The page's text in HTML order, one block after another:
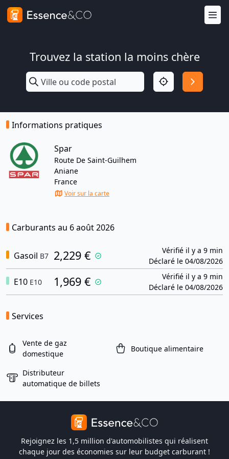
Trouvez la station la moins chère
Informations pratiques
Spar
Route De Saint-Guilhem
Aniane
France
Voir sur la carte
Carburants au 6 août 2026
Gasoil B7 2,229 €
Vérifié il y a 9 min
Déclaré le 04/08/2026
E10 E10 1,969 €
Vérifié il y a 9 min
Déclaré le 04/08/2026
Services
Vente de gaz
domestique
Boutique alimentaire
Distributeur
automatique de billets
Rejoignez les 1,5 million d'automobilistes qui réalisent
chaque jour des économies sur leur budget carburant !